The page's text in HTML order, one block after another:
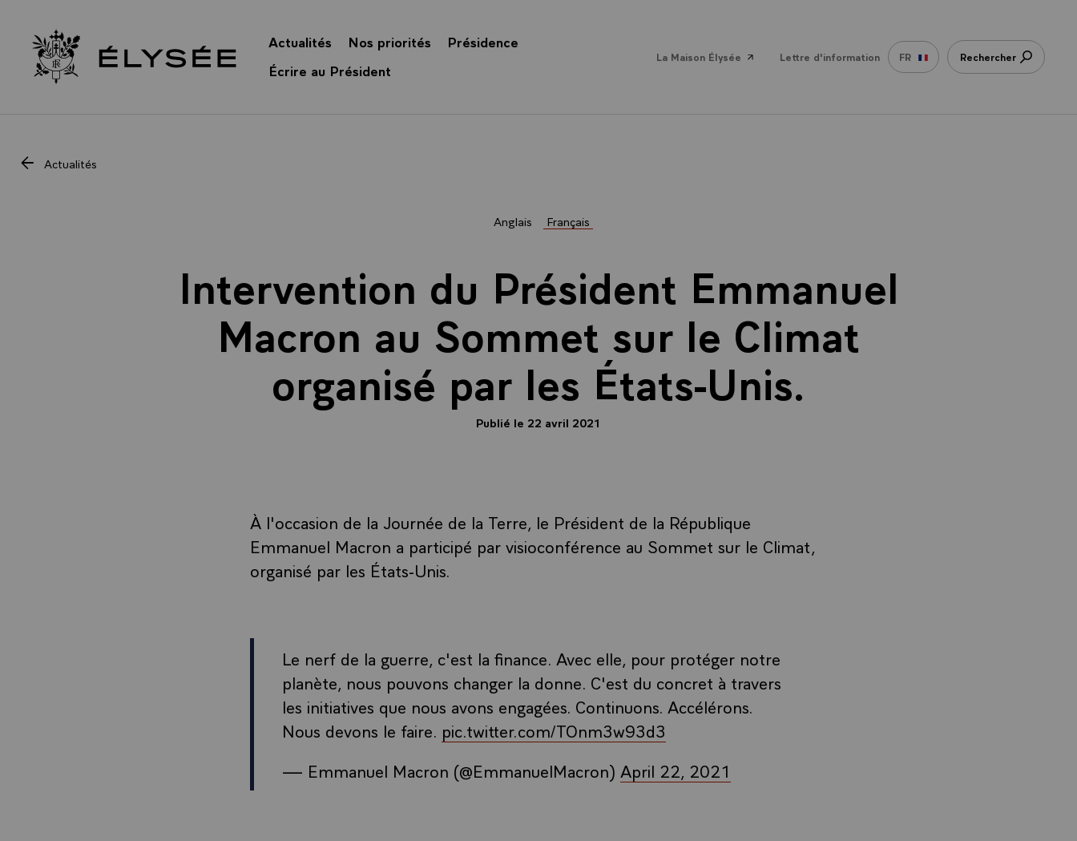
Retour à l’accueil Élysée
Actualités Nos priorités
Présidence
Écrire au Président
La Maison Élysée Lettre d'information FR Rechercher
Actualités
Anglais Français
Intervention du Président Emmanuel
Macron au Sommet sur le Climat
organisé par les États-Unis.
Publié le 22 avril 2021
À l'occasion de la Journée de la Terre, le Président de la République
Emmanuel Macron a participé par visioconférence au Sommet sur le Climat,
organisé par les États-Unis.
Le nerf de la guerre, c'est la finance. Avec elle, pour protéger notre
planète, nous pouvons changer la donne. C'est du concret à travers
les initiatives que nous avons engagées. Continuons. Accélérons.
Nous devons le faire. pic.twitter.com/TOnm3w93d3
— Emmanuel Macron (@EmmanuelMacron) April 22, 2021